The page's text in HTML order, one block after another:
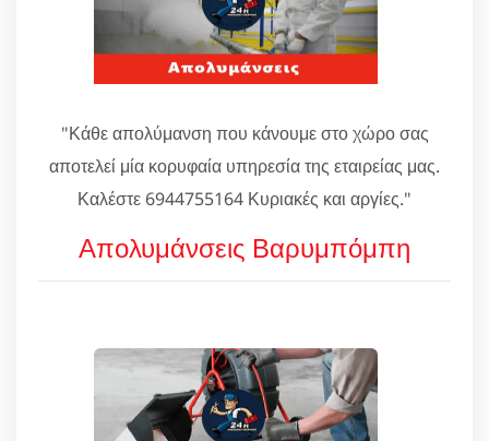
"Κάθε απολύμανση που κάνουμε στο χώρο σας
αποτελεί μία κορυφαία υπηρεσία της εταιρείας μας.
Καλέστε 6944755164 Κυριακές και αργίες."
Απολυμάνσεις Βαρυμπόμπη